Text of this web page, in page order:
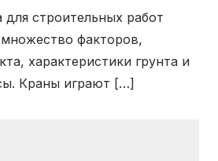
строительных работ
факторов,
характеристики грунта и
Краны играют […]